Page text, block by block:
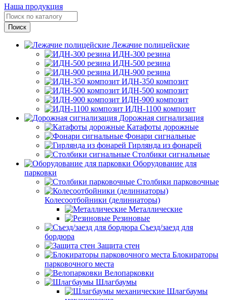
Наша продукция
Лежачие полицейские
ИДН-300 резина
ИДН-500 резина
ИДН-900 резина
ИДН-350 композит
ИДН-500 композит
ИДН-900 композит
ИДН-1100 композит
Дорожная сигнализация
Катафоты дорожные
Фонари сигнальные
Гирлянда из фонарей
Столбики сигнальные
Оборудование для
парковки
Столбики парковочные
Колесоотбойники (делиниаторы)
Металлические
Резиновые
Съезд/заезд для
бордюра
Защита стен
Блокираторы
парковочного места
Велопарковки
Шлагбаумы
Шлагбаумы